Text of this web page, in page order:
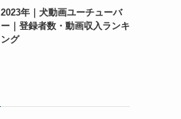
2023年｜犬動画ユーチューバ
ー｜登録者数・動画収入ランキ
ング